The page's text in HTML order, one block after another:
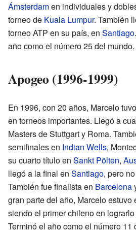
Ámsterdamen individuales y
torneo de Kuala Lumpur. También
torneo ATP en su país, en Santiago
año como el número 25 del mundo.
Apogeo (1996-1999)
En 1996, con 20 años, Marcelo
en torneos importantes. Llegó a
Masters de Stuttgart y Roma.
semifinales en Indian Wells,
su cuarto título en Sankt Pölten,
llegó a la final en Santiago, pero
También fue finalista en Barcelona
gran parte del año, Marcelo estuvo
siendo el primer chileno en
Terminó el año como el número 11